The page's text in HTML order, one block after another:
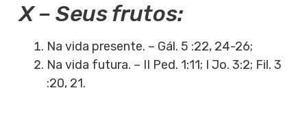
X – Seus frutos:
Na vida presente. – Gál. 5 :22, 24-26;
Na vida futura. – II Ped. 1:11; I Jo. 3:2; Fil. 3
:20, 21.